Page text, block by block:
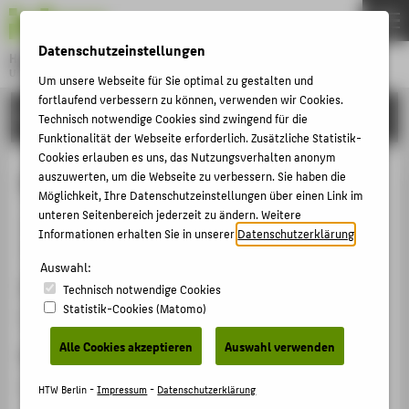
Hochschule für Technik und Wirtschaft Berlin
University of Applied Sciences
Menu
FORSCHUNG
Projektmanagement Tag
Veranstaltungsorganisation › Sonstige Veranstaltung ›
Veranstaltungsort, Datum
Streiffelder Hof, Aachen, 08.02.2014
Rolle bei der Organisation
Grundlagen des Projektmanagements
THEMEN
HOCHSCHULE
CAMPUS
STUDIUM
LEHRE
KARRIERE
INTERNATIONAL
INFORMATIONEN FÜR
Datenschutzeinstellungen
Um unsere Webseite für Sie optimal zu gestalten und
fortlaufend verbessern zu können, verwenden wir Cookies.
Technisch notwendige Cookies sind zwingend für die
Funktionalität der Webseite erforderlich. Zusätzliche Statistik-
Cookies erlauben es uns, das Nutzungsverhalten anonym
auszuwerten, um die Webseite zu verbessern. Sie haben die
Möglichkeit, Ihre Datenschutzeinstellungen über einen Link im
unteren Seitenbereich jederzeit zu ändern. Weitere
Informationen erhalten Sie in unsererDatenschutzerklärung
Auswahl:
Technisch notwendige Cookies
Statistik-Cookies (Matomo)
Alle Cookies akzeptieren Auswahl verwenden
HTW Berlin -Impressum- Datenschutzerklärung